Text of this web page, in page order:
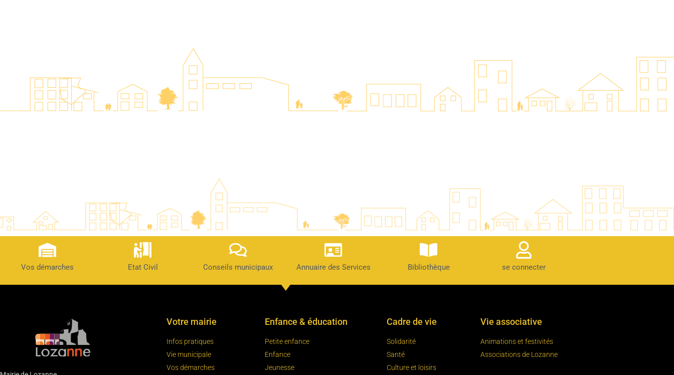
Vos démarches Etat Civil Conseils municipaux Annuaire des Services Bibliothèque se connecter
Votre mairie
Infos pratiques
Vie municipale
Vos démarches
Enfance & éducation
Petite enfance
Enfance
Jeunesse
Cadre de vie
Solidarité
Santé
Culture et loisirs
Vie associative
Animations et festivités
Associations de Lozanne